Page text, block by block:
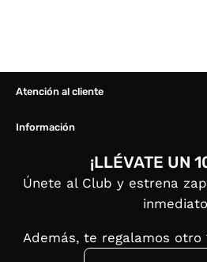
Atención al cliente
Información
¡LLÉVATE UN
Únete al Club y estrena
Además, te regalamos otro